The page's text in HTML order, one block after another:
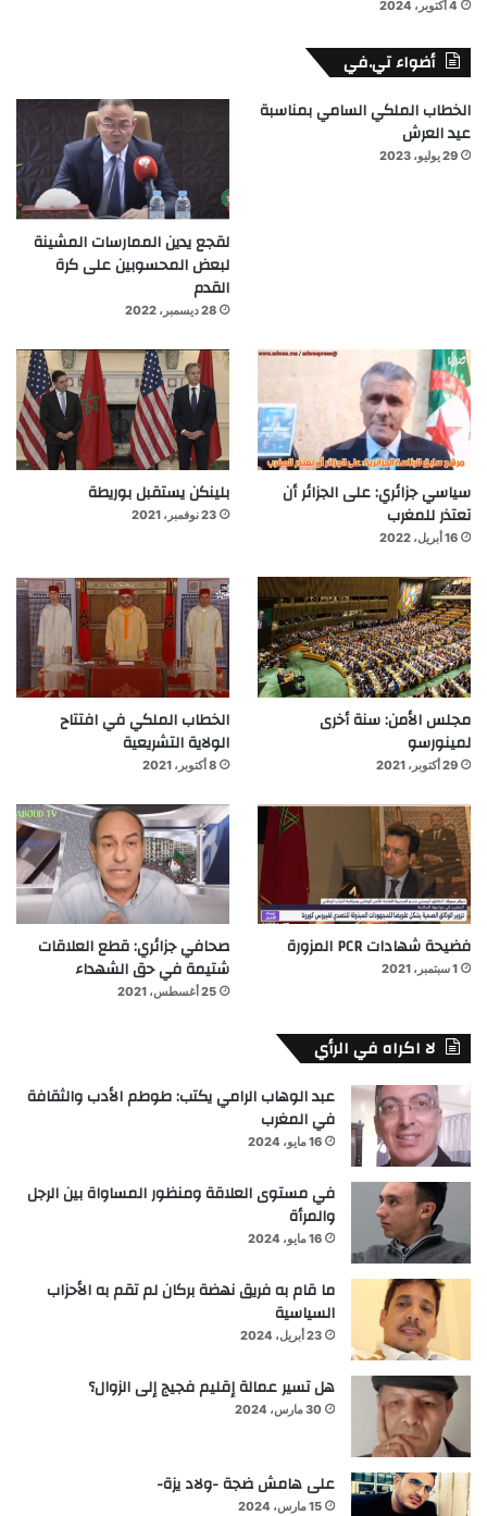
4 أكتوبر، 2024
أضواء تي.في
الخطاب الملكي السامي بمناسبة
عيد العرش
29 يوليو، 2023
لقجع يدين الممارسات المشينة
لبعض المحسوبين على كرة
القدم
28 ديسمبر، 2022
سياسي جزائري: على الجزائر أن
تعتذر للمغرب
16 أبريل، 2022
بلينكن يستقبل بوريطة
23 نوفمبر، 2021
مجلس الأمن: سنة أخرى
لمينورسو
29 أكتوبر، 2021
الخطاب الملكي في افتتاح
الولاية التشريعية
8 أكتوبر، 2021
فضيحة شهادات PCR المزورة
1 سبتمبر، 2021
صحافي جزائري: قطع العلاقات
شتيمة في حق الشهداء
25 أغسطس، 2021
لا اكراه في الرأي
عبد الوهاب الرامي يكتب: طوطم الأدب والثقافة
في المغرب
16 مايو، 2024
في مستوى العلاقة ومنظور المساواة بين الرجل
والمرأة
16 مايو، 2024
ما قام به فريق نهضة بركان لم تقم به الأحزاب
السياسية
23 أبريل، 2024
هل تسير عمالة إقليم فجيج إلى الزوال؟
30 مارس، 2024
على هامش ضجة -ولاد يزة-
15 مارس، 2024